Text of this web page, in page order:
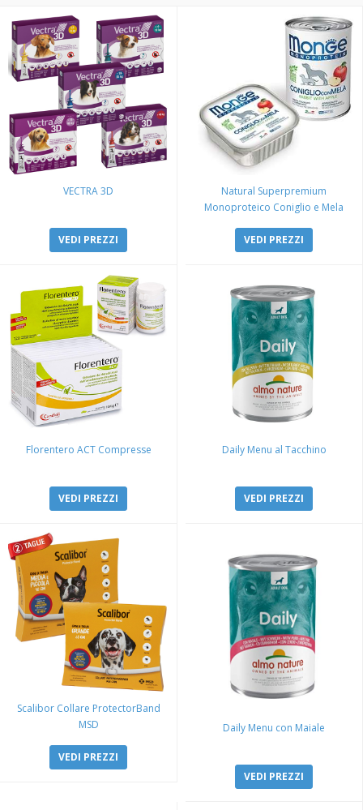
VECTRA 3D
VEDI PREZZI
Natural Superpremium
Monoproteico Coniglio e Mela
VEDI PREZZI
Florentero ACT Compresse
VEDI PREZZI
Daily Menu al Tacchino
VEDI PREZZI
Scalibor Collare ProtectorBand
MSD
VEDI PREZZI
Daily Menu con Maiale
VEDI PREZZI